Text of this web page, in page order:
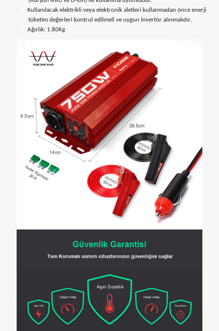
·
Kullanılacak elektrikli veya elektronik aletleri kullanmadan önce enerji
tüketim değerleri kontrol edilmeli ve uygun İnvertör alınmalıdır,
· Ağırlık: 1.80Kg